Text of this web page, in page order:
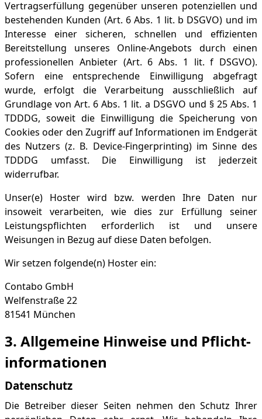
Vertragserfüllung gegenüber unseren potenziellen und
bestehenden Kunden (Art. 6 Abs. 1 lit. b DSGVO) und im
Interesse einer sicheren, schnellen und effizienten
Bereitstellung unseres Online-Angebots durch einen
professionellen Anbieter (Art. 6 Abs. 1 lit. f DSGVO).
Sofern eine entsprechende Einwilligung abgefragt
wurde, erfolgt die Verarbeitung ausschließlich auf
Grundlage von Art. 6 Abs. 1 lit. a DSGVO und § 25 Abs. 1
TDDDG, soweit die Einwilligung die Speicherung von
Cookies oder den Zugriff auf Informationen im Endgerät
des Nutzers (z. B. Device-Fingerprinting) im Sinne des
TDDDG umfasst. Die Einwilligung ist jederzeit
widerrufbar.
Unser(e) Hoster wird bzw. werden Ihre Daten nur
insoweit verarbeiten, wie dies zur Erfüllung seiner
Leistungspflichten erforderlich ist und unsere
Weisungen in Bezug auf diese Daten befolgen.
Wir setzen folgende(n) Hoster ein:
Contabo GmbH
Welfenstraße 22
81541 München
3. Allgemeine Hinweise und Pflicht­
informationen
Datenschutz
Die Betreiber dieser Seiten nehmen den Schutz Ihrer